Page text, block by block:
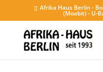
Afrika Haus Berlin -
(Moabit) - U-